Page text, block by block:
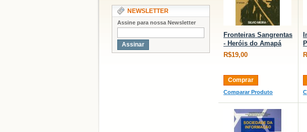
Fronteiras Sangrentas
- Heróis do Amapá
R$19,00
Comprar
Comparar Produto
NEWSLETTER
Assine para nossa Newsletter
Assinar